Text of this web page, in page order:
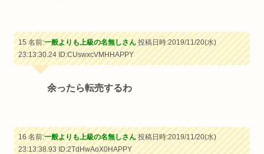
15 名前:一般よりも上級の名無しさん投稿日時:2019/11/20(水)
23:13:30.24ID:CUswxcVMHHAPPY
余ったら転売するわ
16 名前:一般よりも上級の名無しさん投稿日時:2019/11/20(水)
23:13:38.93ID:2TdHwAoX0HAPPY